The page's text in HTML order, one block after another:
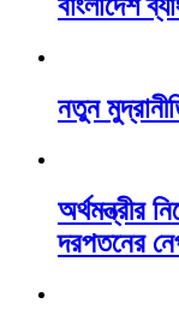
বাংলাদেশ
নতুন
অর্থমন্ত্রীর
দরপতনের